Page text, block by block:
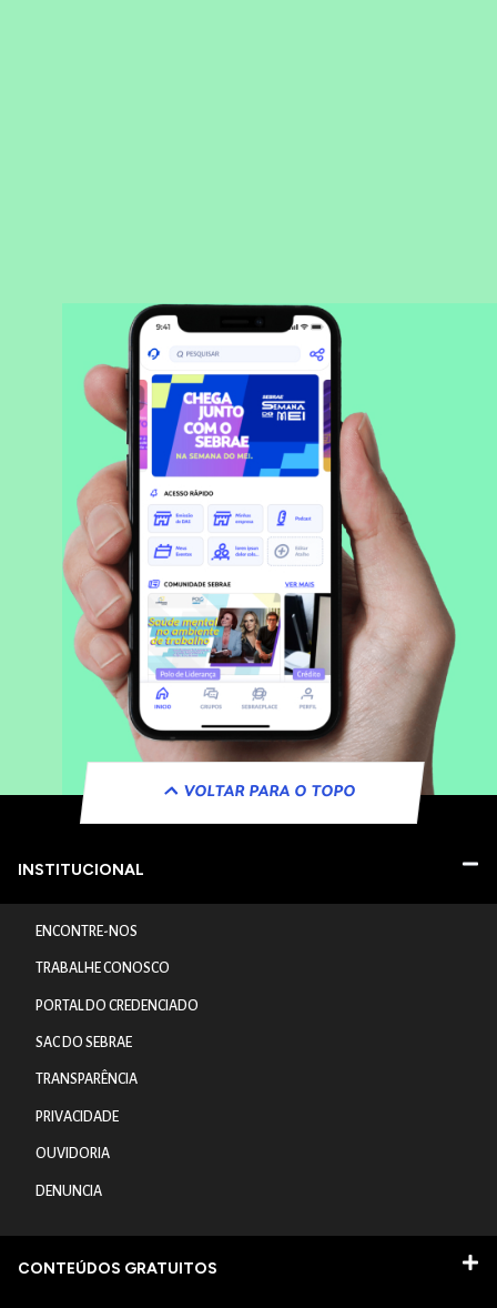
VOLTAR PARA O TOPO
INSTITUCIONAL
ENCONTRE-NOS
TRABALHE CONOSCO
PORTAL DO CREDENCIADO
SAC DO SEBRAE
TRANSPARÊNCIA
PRIVACIDADE
OUVIDORIA
DENUNCIA
CONTEÚDOS GRATUITOS